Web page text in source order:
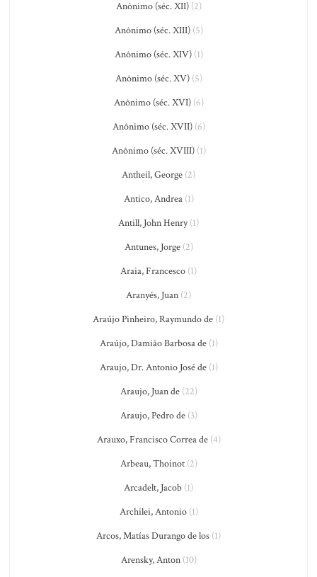
Anônimo (séc. XII)(2)
Anônimo (séc. XIII)(5)
Anônimo (séc. XIV)(1)
Anônimo (séc. XV)(5)
Anônimo (séc. XVI)(6)
Anônimo (séc. XVII)(6)
Anônimo (séc. XVIII)(1)
Antheil, George (2)
Antico, Andrea(1)
Antill, John Henry(1)
Antunes, Jorge(2)
Araia, Francesco (1)
Aranyés, Juan (2)
Araújo Pinheiro, Raymundo de (1)
Araújo, Damião Barbosa de(1)
Araujo, Dr. Antonio José de(1)
Araujo, Juan de(22)
Araujo, Pedro de(3)
Arauxo, Francisco Correa de(4)
Arbeau, Thoinot(2)
Arcadelt, Jacob (1)
Archilei, Antonio(1)
Arcos, Matías Durango de los (1)
Arensky, Anton(10)